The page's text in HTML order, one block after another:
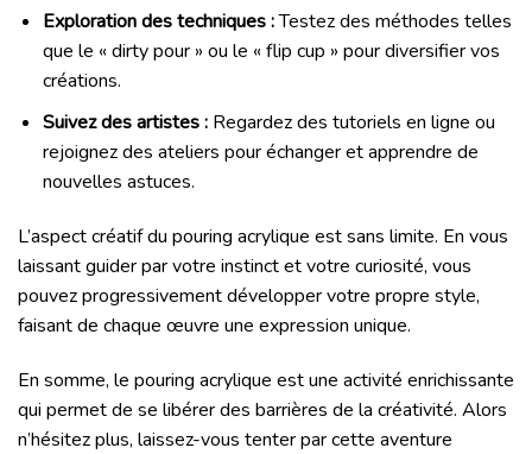
Exploration des techniques :Testez des méthodes telles
que le « dirty pour » ou le « flip cup » pour diversifier vos
créations.
Suivez des artistes :Regardez des tutoriels en ligne ou
rejoignez des ateliers pour échanger et apprendre de
nouvelles astuces.
L’aspect créatif du pouring acrylique est sans limite. En vous
laissant guider par votre instinct et votre curiosité, vous
pouvez progressivement développer votre propre style,
faisant de chaque œuvre une expression unique.
En somme, le pouring acrylique est une activité enrichissante
qui permet de se libérer des barrières de la créativité. Alors
n’hésitez plus, laissez-vous tenter par cette aventure